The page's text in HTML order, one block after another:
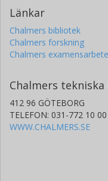
Länkar
Chalmers bibliotek
Chalmers forskning
Chalmers
Chalmers tekniska
412 96 GÖTEBORG
TELEFON: 031-772 10 00
WWW.CHALMERS.SE